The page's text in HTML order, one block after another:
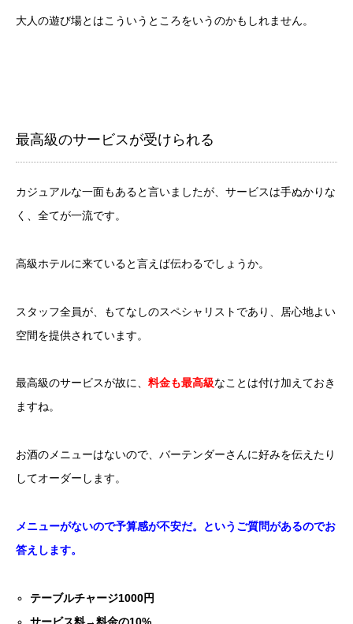
大人の遊び場とはこういうところをいうのかもしれません。
最高級のサービスが受けられる
カジュアルな一面もあると言いましたが、サービスは手ぬかりな
く、全てが一流です。
高級ホテルに来ていると言えば伝わるでしょうか。
スタッフ全員が、もてなしのスペシャリストであり、居心地よい
空間を提供されています。
最高級のサービスが故に、 料金も最高級なことは付け加えておき
ますね。
お酒のメニューはないので、バーテンダーさんに好みを伝えたり
してオーダーします。
メニューがないので予算感が不安だ。というご質問があるのでお
答えします。
テーブルチャージ1000円
サービス料→料金の10%